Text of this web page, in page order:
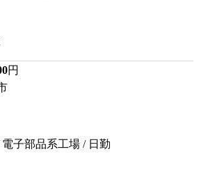
円
子部品系工場 / 日勤